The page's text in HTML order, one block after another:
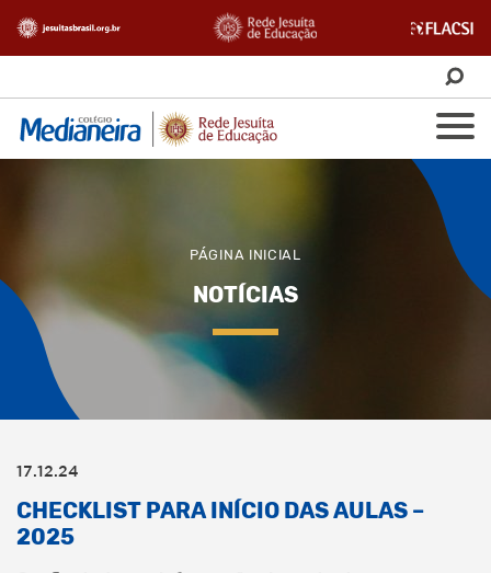
PÁGINA INICIAL
NOTÍCIAS
17.12.24
CHECKLIST PARA INÍCIO DAS AULAS –
2025